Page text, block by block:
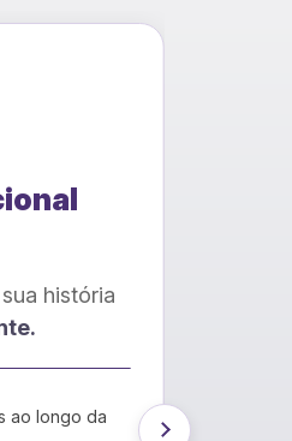
para
seu livro de PDF
e
para formato EPub3,